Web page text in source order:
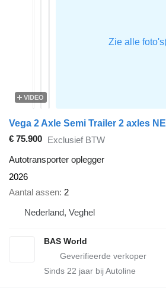
VIDEO
€ 75.900 Exclusief BTW
Autotransporter oplegger
2026
Aantal assen 2
Nederland, Veghel
BAS World
Sinds 22 jaar bij Autoline